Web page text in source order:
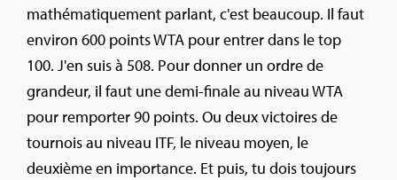
mathématiquement parlant, c'est beaucoup. Il faut
environ 600 points WTA pour entrer dans le top
100. J'en suis à 508. Pour donner un ordre de
grandeur, il faut une demi-finale au niveau WTA
pour remporter 90 points. Ou deux victoires de
tournois au niveau ITF, le niveau moyen, le
deuxième en importance. Et puis, tu dois toujours